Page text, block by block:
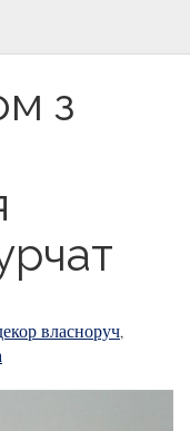
з
власноруч,